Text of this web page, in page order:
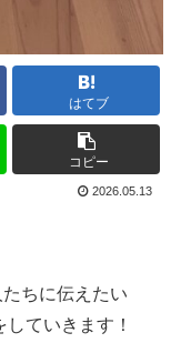
はてブ
コピー
2026.05.13
ちに伝えたい
ていきます！